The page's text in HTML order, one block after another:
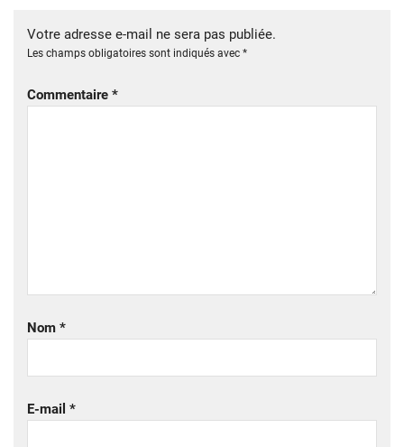
Votre adresse e-mail ne sera pas publiée.
Les champs obligatoires sont indiqués avec *
Commentaire *
Nom *
E-mail *